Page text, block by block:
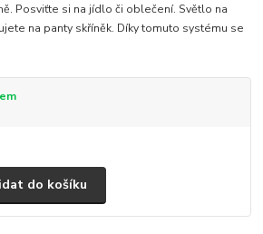
Posviťte si na jídlo či oblečení. Světlo na
na panty skříněk. Díky tomuto systému se
do košíku